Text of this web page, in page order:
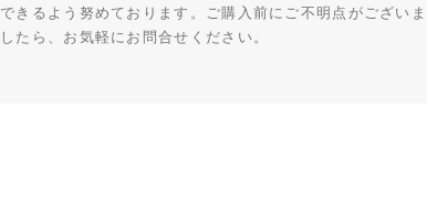
できるよう努めております。ご購入前にご不明点がございま
したら、お気軽にお問合せください。